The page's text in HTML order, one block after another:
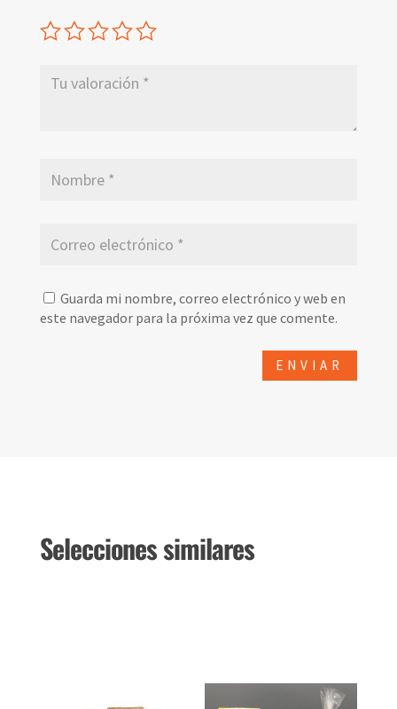
Guarda mi nombre, correo electrónico y web en
este navegador para la próxima vez que comente.
Selecciones similares